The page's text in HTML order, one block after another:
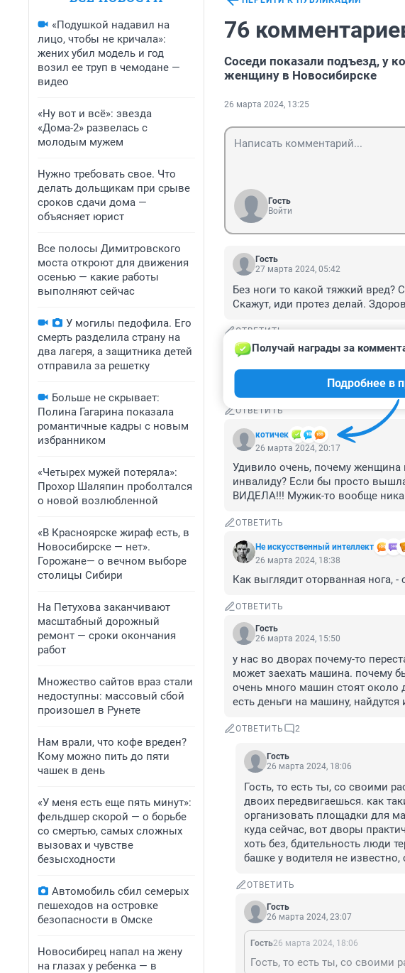
«Подушкой надавил на
лицо, чтобы не кричала»:
жених убил модель и год
возил ее труп в чемодане —
видео
«Ну вот и всё»: звезда
«Дома-2» развелась с
молодым мужем
Нужно требовать свое. Что
делать дольщикам при срыве
сроков сдачи дома —
объясняет юрист
Все полосы Димитровского
моста откроют для движения
осенью — какие работы
выполняют сейчас
У могилы педофила. Его
смерть разделила страну на
два лагеря, а защитника детей
отправила за решетку
Больше не скрывает:
Полина Гагарина показала
романтичные кадры с новым
избранником
«Четырех мужей потеряла»:
Прохор Шаляпин проболтался
о новой возлюбленной
«В Красноярске жираф есть, в
Новосибирске — нет».
Горожане— о вечном выборе
столицы Сибири
На Петухова заканчивают
масштабный дорожный
ремонт — сроки окончания
работ
Множество сайтов враз стали
недоступны: массовый сбой
произошел в Рунете
Нам врали, что кофе вреден?
Кому можно пить до пяти
чашек в день
«У меня есть еще пять минут»:
фельдшер скорой — о борьбе
со смертью, самых сложных
вызовах и чувстве
безысходности
Автомобиль сбил семерых
пешеходов на островке
безопасности в Омске
Новосибирец напал на жену
на глазах у ребенка — в
76
Соседи показали подъезд, у
женщину в Новосибирске
26 марта 2024, 13:25
Гость
Войти
Гость
27 марта 2024, 05:42
Без ноги то какой тяжкий вред?
Скажут, иди протез делай.
ОТВЕТИТЬ
Гость
Бедная женщина, дай Бог тебе
ОТВЕТИТЬ
котичек
Получай награды за
Подробнее в
26 марта 2024, 20:17
Удивило очень, почему
инвалиду? Если бы просто
ВИДЕЛА!!! Мужик-то вообще
ОТВЕТИТЬ
Не искусственный интеллект
26 марта 2024, 18:38
Как выглядит оторванная нога, -
ОТВЕТИТЬ
Гость
26 марта 2024, 15:50
у нас во дворах почему-то
может заехать машина. почему
очень много машин стоят около
есть деньги на машину, найдутся
ОТВЕТИТЬ 2
Гость
26 марта 2024, 18:06
Гость, то есть ты, со своими
двоих передвигаешься. как
организовать площадки для
куда сейчас, вот дворы
хоть без, бдительность люди
башке у водителя не
ОТВЕТИТЬ
Гость
26 марта 2024, 23:07
Гость26 марта 2024, 18:06